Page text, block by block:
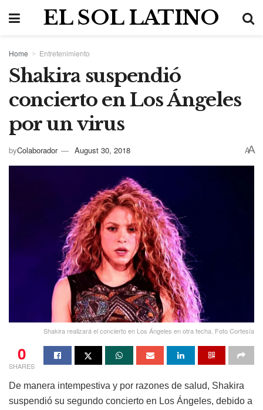
EL SOL LATINO
Home Entretenimiento
Shakira suspendió
concierto en Los Ángeles
por un virus
byColaborador August 30, 2018 AA
Shakira realizará el concierto en Los Ángeles en otra fecha. Foto Cortesía
0
SHARES
De manera intempestiva y por razones de salud, Shakira
suspendió su segundo concierto en Los Ángeles, debido a